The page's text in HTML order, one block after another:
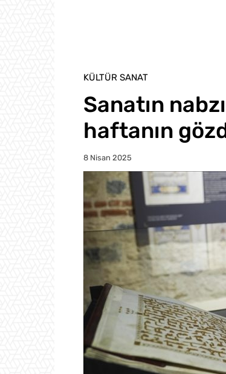
KÜLTÜR SANAT
Sanatın
haftanın
8 Nisan 2025